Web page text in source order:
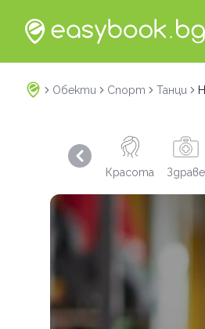
Обекти Спорт Танци
Красота Здраве
Previous slide